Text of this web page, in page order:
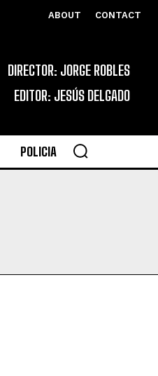
ABOUT CONTACT
DIRECTOR: JORGE ROBLES
EDITOR: JESÚS DELGADO
POLICIA